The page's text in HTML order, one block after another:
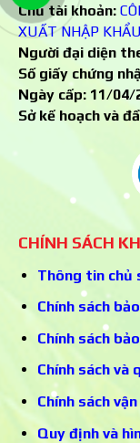
Chủ tài khoản:
XUẤT NHẬP
Người đại diện
Số giấy chứng
Ngày cấp: 11/04/
Sở kế hoạch và
CHÍNH SÁCH
Thông tin chủ
Chính sách
Chính sách
Chính sách và
Chính sách
Quy định và